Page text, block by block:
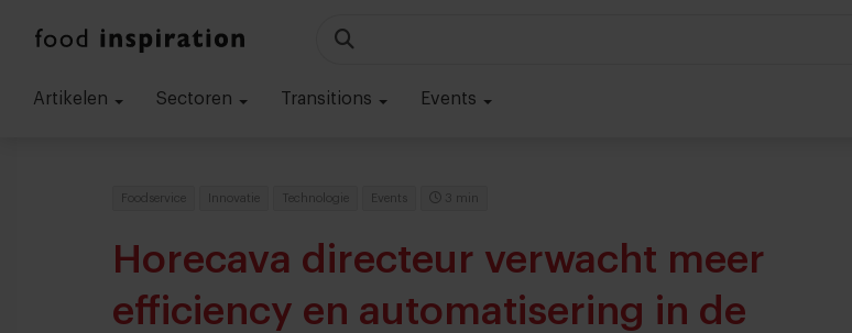
Artikelen Sectoren Transitions Events
Foodservice Innovatie Technologie Events 3 min
Horecava directeur verwacht meer
efficiency en automatisering in de